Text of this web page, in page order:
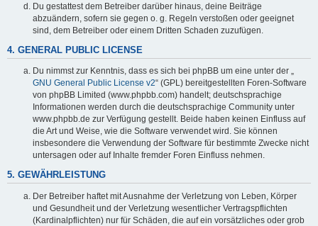
Du gestattest dem Betreiber darüber hinaus, deine Beiträge
abzuändern, sofern sie gegen o. g. Regeln verstoßen oder geeignet
sind, dem Betreiber oder einem Dritten Schaden zuzufügen.
4. GENERAL PUBLIC LICENSE
Du nimmst zur Kenntnis, dass es sich bei phpBB um eine unter der „
GNU General Public License v2“ (GPL) bereitgestellten Foren-Software
von phpBB Limited (www.phpbb.com) handelt; deutschsprachige
Informationen werden durch die deutschsprachige Community unter
www.phpbb.de zur Verfügung gestellt. Beide haben keinen Einfluss auf
die Art und Weise, wie die Software verwendet wird. Sie können
insbesondere die Verwendung der Software für bestimmte Zwecke nicht
untersagen oder auf Inhalte fremder Foren Einfluss nehmen.
5. GEWÄHRLEISTUNG
Der Betreiber haftet mit Ausnahme der Verletzung von Leben, Körper
und Gesundheit und der Verletzung wesentlicher Vertragspflichten
(Kardinalpflichten) nur für Schäden, die auf ein vorsätzliches oder grob